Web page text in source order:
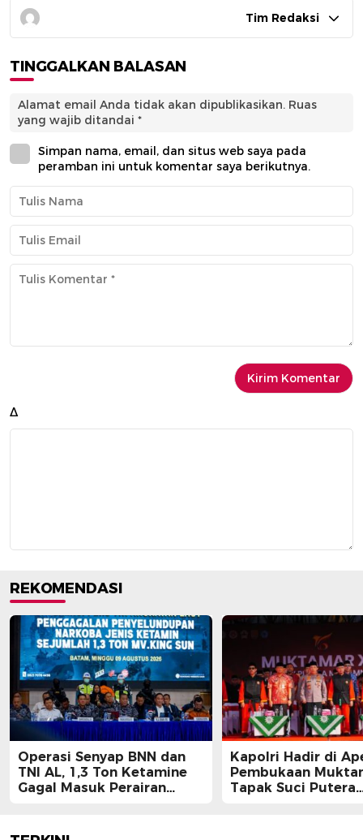
Tim Redaksi
TINGGALKAN BALASAN
Alamat email Anda tidak akan dipublikasikan. Ruas
yang wajib ditandai *
Simpan nama, email, dan situs web saya pada
peramban ini untuk komentar saya berikutnya.
Δ
REKOMENDASI
Operasi Senyap BNN dan
TNI AL, 1,3 Ton Ketamine
Gagal Masuk Perairan
Kapolri Hadir di
Pembukaan
Tapak Suci Putera